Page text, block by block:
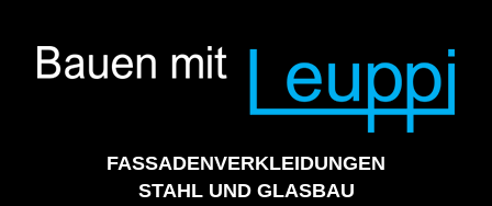
FASSADENVERKLEIDUNGEN
STAHL UND GLASBAU